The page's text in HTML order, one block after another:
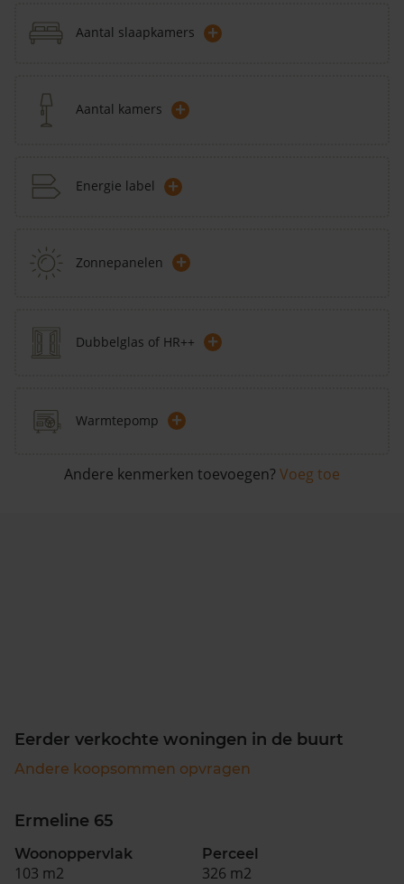
Aantal slaapkamers +
Aantal kamers +
Energie label +
Zonnepanelen +
Dubbelglas of HR++ +
Warmtepomp +
Andere kenmerken toevoegen? Voeg toe
Eerder verkochte woningen in de buurt
Andere koopsommen opvragen
Ermeline 65
Woonoppervlak
103 m2
Perceel
326 m2